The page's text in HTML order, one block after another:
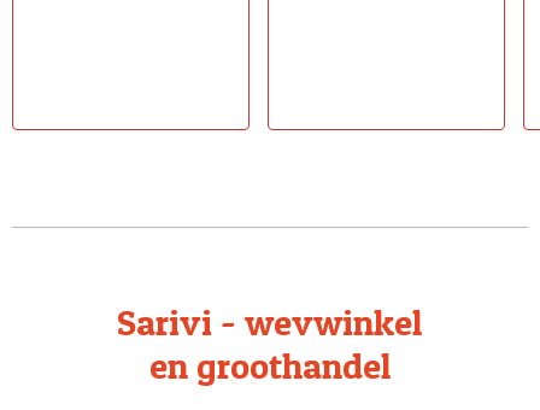
Sarivi - wevwinkel
en groothandel